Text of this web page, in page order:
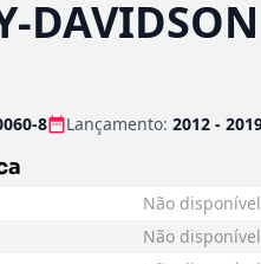
8 Lançamento: 2012 -
Não disponível
Não disponível